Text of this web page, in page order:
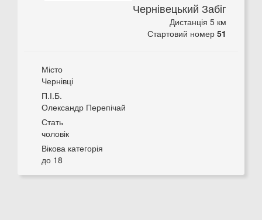
Чернівецький Забіг
Дистанція 5 км
Стартовий номер 51
Місто
Чернівці
П.І.Б.
Олександр Перепічай
Стать
чоловік
Вікова категорія
до 18